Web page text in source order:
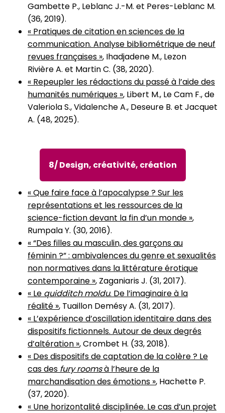
Gambette P., Leblanc J.-M. et Peres-Leblanc M.
(36, 2019).
« Pratiques de citation en sciences de la
communication. Analyse bibliométrique de neuf
revues françaises », Ihadjadene M., Lezon
Rivière A. et Martin C. (38, 2020).
« Repeupler les rédactions du passé à l’aide des
humanités numériques », Libert M., Le Cam F., de
Valeriola S., Vidalenche A., Deseure B. et Jacquet
A. (48, 2025).
8/ Design, créativité, création
« Que faire face à l’apocalypse ? Sur les
représentations et les ressources de la
science-fiction devant la fin d’un monde »,
Rumpala Y. (30, 2016).
« “Des filles au masculin, des garçons au
féminin ?” : ambivalences du genre et sexualités
non normatives dans la littérature érotique
contemporaine », Zaganiaris J. (31, 2017).
« Le quidditch moldu. De l’imaginaire à la
réalité », Tuaillon Demésy A. (31, 2017).
« L’expérience d’oscillation identitaire dans des
dispositifs fictionnels. Autour de deux degrés
d’altération », Crombet H. (33, 2018).
« Des dispositifs de captation de la colère ? Le
cas des fury roomsà l’heure de la
marchandisation des émotions », Hachette P.
(37, 2020).
« Une horizontalité disciplinée. Le cas d’un projet